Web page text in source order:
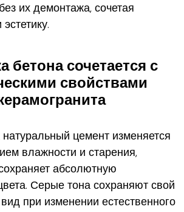
их демонтажа, сочетая
бетона сочетается с
свойствами
цемент изменяется
влажности и старения,
абсолютную
Серые тона сохраняют свой
при изменении естественного